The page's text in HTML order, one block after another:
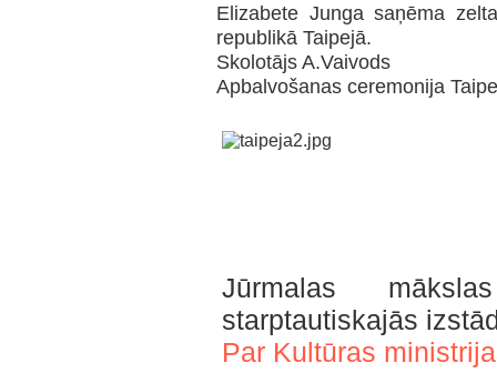
Elizabete Junga saņēma
republikā Taipejā.
Skolotājs A.Vaivods
Apbalvošanas ceremonija
Jūrmalas
starptautiskajās
Par Kultūras